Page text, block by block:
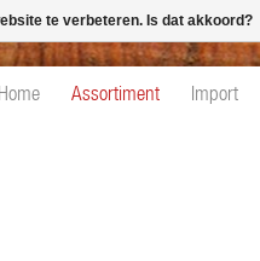
Home Assortiment Import
te verbeteren. Is dat akkoord?